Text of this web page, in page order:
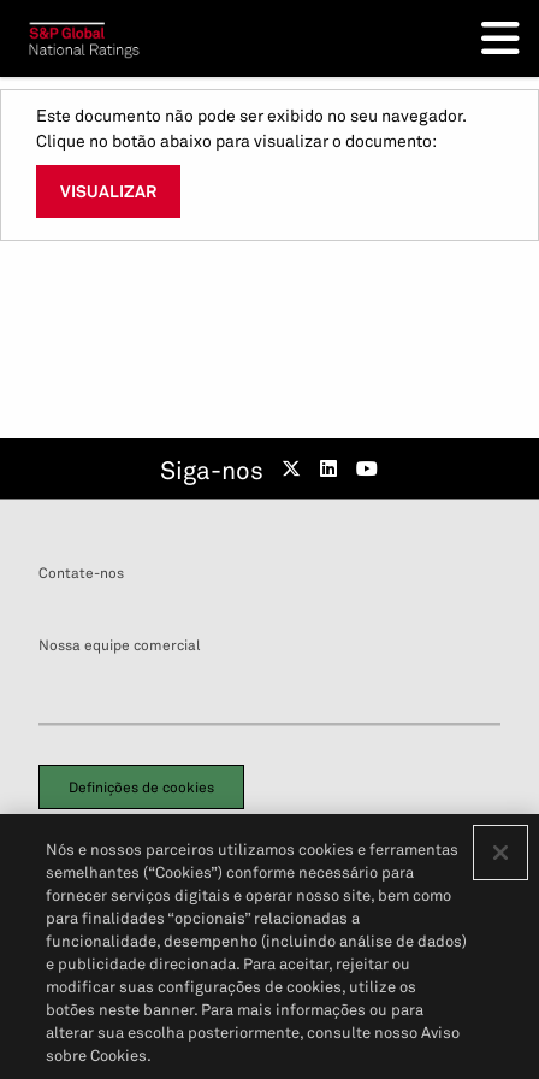
Este documento não pode ser exibido no seu navegador.
Clique no botão abaixo para visualizar o documento:
VISUALIZAR
Siga-nos
Contate-nos
Nossa equipe comercial
Definições de cookies
Política de PrivacidadePortal de privacidade do cliente (em inglês)
Não Venda Minhas Informações Pessoais© 2026 S&P Global
Nós e nossos parceiros utilizamos cookies e ferramentas
semelhantes (“Cookies”) conforme necessário para
fornecer serviços digitais e operar nosso site, bem como
para finalidades “opcionais” relacionadas a
funcionalidade, desempenho (incluindo análise de dados)
e publicidade direcionada. Para aceitar, rejeitar ou
modificar suas configurações de cookies, utilize os
botões neste banner. Para mais informações ou para
alterar sua escolha posteriormente, consulte nosso Aviso
sobre Cookies.